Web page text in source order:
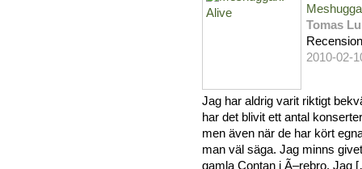
Tomas
2010-02-
Jag har aldrig varit riktigt
har det blivit ett antal
men även när de har kört
man väl säga. Jag minns
gamla Contan i Ã–rebro. Jag